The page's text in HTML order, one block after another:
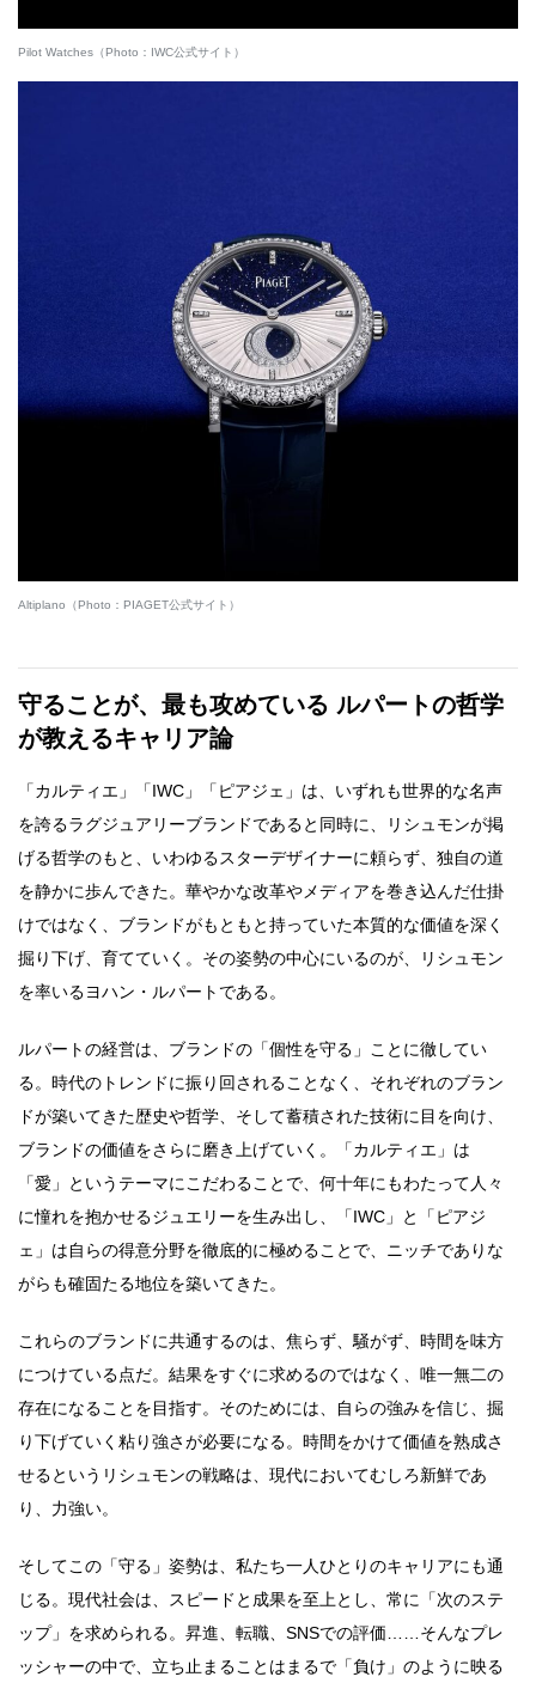
Pilot Watches（Photo：IWC公式サイト）
Altiplano（Photo：PIAGET公式サイト）
守ることが、最も攻めている ルパートの哲学
が教えるキャリア論
「カルティエ」「IWC」「ピアジェ」は、いずれも世界的な名声
を誇るラグジュアリーブランドであると同時に、リシュモンが掲
げる哲学のもと、いわゆるスターデザイナーに頼らず、独自の道
を静かに歩んできた。華やかな改革やメディアを巻き込んだ仕掛
けではなく、ブランドがもともと持っていた本質的な価値を深く
掘り下げ、育てていく。その姿勢の中心にいるのが、リシュモン
を率いるヨハン・ルパートである。
ルパートの経営は、ブランドの「個性を守る」ことに徹してい
る。時代のトレンドに振り回されることなく、それぞれのブラン
ドが築いてきた歴史や哲学、そして蓄積された技術に目を向け、
ブランドの価値をさらに磨き上げていく。「カルティエ」は
「愛」というテーマにこだわることで、何十年にもわたって人々
に憧れを抱かせるジュエリーを生み出し、「IWC」と「ピアジ
ェ」は自らの得意分野を徹底的に極めることで、ニッチでありな
がらも確固たる地位を築いてきた。
これらのブランドに共通するのは、焦らず、騒がず、時間を味方
につけている点だ。結果をすぐに求めるのではなく、唯一無二の
存在になることを目指す。そのためには、自らの強みを信じ、掘
り下げていく粘り強さが必要になる。時間をかけて価値を熟成さ
せるというリシュモンの戦略は、現代においてむしろ新鮮であ
り、力強い。
そしてこの「守る」姿勢は、私たち一人ひとりのキャリアにも通
じる。現代社会は、スピードと成果を至上とし、常に「次のステ
ップ」を求められる。昇進、転職、SNSでの評価……そんなプレ
ッシャーの中で、立ち止まることはまるで「負け」のように映る